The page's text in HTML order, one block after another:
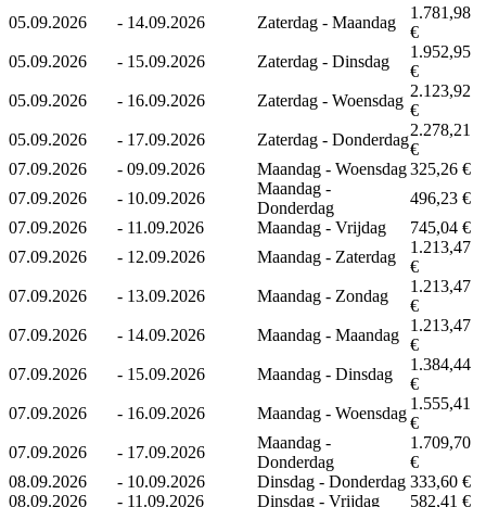
05.09.2026
- 14.09.2026 Zaterdag - Maandag
1.781,98
€
05.09.2026
- 15.09.2026 Zaterdag - Dinsdag
1.952,95
€
05.09.2026
- 16.09.2026 Zaterdag - Woensdag
2.123,92
€
05.09.2026
- 17.09.2026 Zaterdag - Donderdag
2.278,21
€
07.09.2026
- 09.09.2026 Maandag - Woensdag325,26 €
07.09.2026
- 10.09.2026
Maandag -
Donderdag
496,23 €
07.09.2026
- 11.09.2026 Maandag - Vrijdag
745,04 €
07.09.2026
- 12.09.2026 Maandag - Zaterdag
1.213,47
€
07.09.2026
- 13.09.2026 Maandag - Zondag
1.213,47
€
07.09.2026
- 14.09.2026 Maandag - Maandag
1.213,47
€
07.09.2026
- 15.09.2026 Maandag - Dinsdag
1.384,44
€
07.09.2026
- 16.09.2026 Maandag - Woensdag
1.555,41
€
07.09.2026
- 17.09.2026
Maandag -
Donderdag
1.709,70
€
08.09.2026
- 10.09.2026 Dinsdag - Donderdag 333,60 €
08.09.2026
- 11.09.2026 Dinsdag - Vrijdag
582,41 €